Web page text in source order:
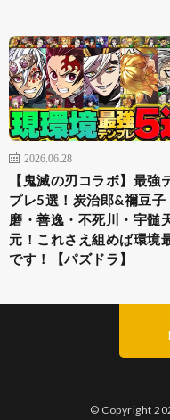
2026.06.28
【鬼滅の刃コラボ】最強
プレ5選！炭治郎&禰豆子
磨・善逸・不死川・宇髄
元！これさえ組めば環境
です！【パズドラ】
© Copyright